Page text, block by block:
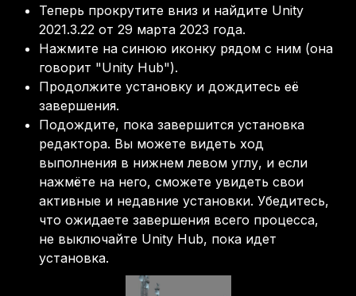
Теперь прокрутите вниз и найдите Unity
2021.3.22 от 29 марта 2023 года.
Нажмите на синюю иконку рядом с ним (она
говорит "Unity Hub").
Продолжите установку и дождитесь её
завершения.
Подождите, пока завершится установка
редактора. Вы можете видеть ход
выполнения в нижнем левом углу, и если
нажмёте на него, сможете увидеть свои
активные и недавние установки. Убедитесь,
что ожидаете завершения всего процесса,
не выключайте Unity Hub, пока идет
установка.